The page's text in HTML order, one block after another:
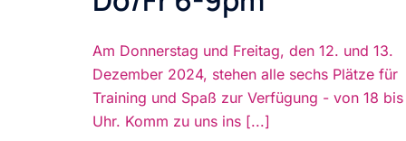
Am Donnerstag und Freitag, den 12. und 13.
Dezember 2024, stehen alle sechs Plätze für
Training und Spaß zur Verfügung - von 18 bis
Uhr. Komm zu uns ins [...]